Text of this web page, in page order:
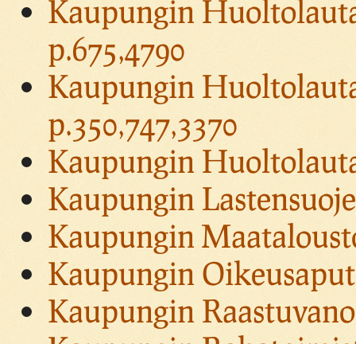
Kaupungin
p.675,4790
Kaupungin
p.350,747,3370
Kaupungin
Kaupungin
Kaupungin
Kaupungin
Kaupungin